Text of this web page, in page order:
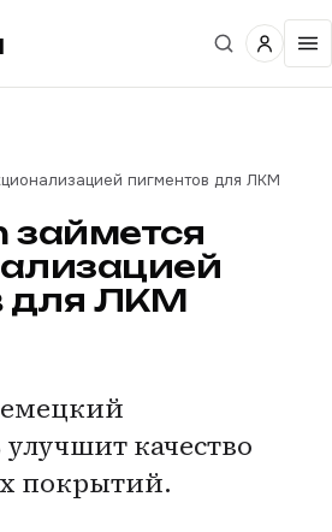
пигментов для ЛКМ
займется
для ЛКМ
качество
покрытий.